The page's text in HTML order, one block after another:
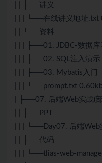
| | ├──讲义
| | | └──在线讲义地址.txt
| | └──资料
| | | ├──01. JDBC-数据库
| | | ├──02. SQL注入演示
| | | ├──03. Mybatis入门
| | | └──prompt.txt
| ├──07. 后端Web实战(
| | ├──PPT
| | | └──Day07. 后端
| | ├──代码
| | | └──tlias-web-